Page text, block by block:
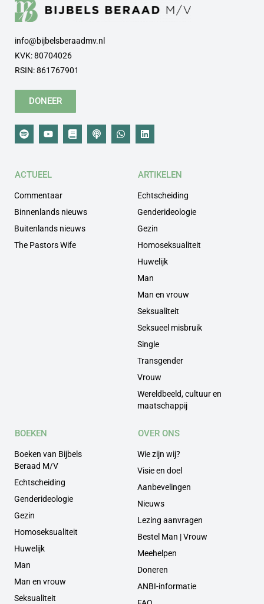
info@bijbelsberaadmv.nl
KVK: 80704026
RSIN: 861767901
DONEER
ACTUEEL
Commentaar
Binnenlands nieuws
Buitenlands nieuws
The Pastors Wife
ARTIKELEN
Echtscheiding
Genderideologie
Gezin
Homoseksualiteit
Huwelijk
Man
Man en vrouw
Seksualiteit
Seksueel misbruik
Single
Transgender
Vrouw
Wereldbeeld, cultuur en
maatschappij
BOEKEN
Boeken van Bijbels
Beraad M/V
Echtscheiding
Genderideologie
Gezin
Homoseksualiteit
Huwelijk
Man
Man en vrouw
Seksualiteit
OVER ONS
Wie zijn wij?
Visie en doel
Aanbevelingen
Nieuws
Lezing aanvragen
Bestel Man | Vrouw
Meehelpen
Doneren
ANBI-informatie